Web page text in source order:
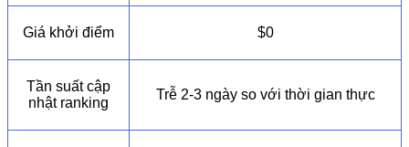
Giá khởi điểm $0
Tần suất cập
nhật ranking
Trễ 2-3 ngày so với thời gian thực